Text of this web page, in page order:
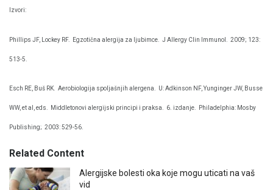
Izvori:
Phillips JF, Lockey RF. Egzotična alergija za ljubimce. J Allergy Clin Immunol. 2009; 123:
513-5.
Esch RE, Buš RK. Aerobiologija spoljašnjih alergena. U: Adkinson NF, Yunginger JW, Busse
WW, et al, eds. Middletonovi alergijski principi i praksa. 6. izdanje. Philadelphia: Mosby
Publishing; 2003: 529-56.
Related Content
Alergijske bolesti oka koje mogu uticati na vaš
vid